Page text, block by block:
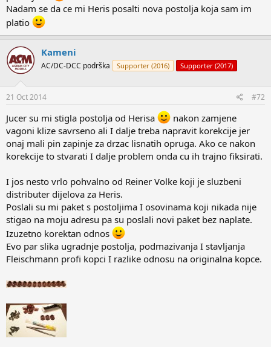
Nadam se da ce mi Heris posalti nova postolja koja sam im
platio
Kameni
AC/DC-DCC podrška Supporter (2016) Supporter (2017)
21 Oct 2014 #72
Jucer su mi stigla postolja od Herisa
nakon zamjene
vagoni klize savrseno ali I dalje treba napravit korekcije jer
onaj mali pin zapinje za drzac lisnatih opruga. Ako ce nakon
korekcije to stvarati I dalje problem onda cu ih trajno fiksirati.
I jos nesto vrlo pohvalno od Reiner Volke koji je sluzbeni
distributer dijelova za Heris.
Poslali su mi paket s postoljima I osovinama koji nikada nije
stigao na moju adresu pa su poslali novi paket bez naplate.
Izuzetno korektan odnos
Evo par slika ugradnje postolja, podmazivanja I stavljanja
Fleischmann profi kopci I razlike odnosu na originalna kopce.